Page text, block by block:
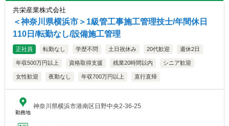
共栄産業株式会社
＜神奈川県横浜市＞1級管工事施工管理技士/年間休日
110日/転勤なし/設備施工管理
正社員 転勤なし 学歴不問 土日祝休み 20代歓迎 週休2日
年収500万円以上 資格取得支援 残業20時間以内 シニア歓迎
女性歓迎 夜勤なし 年収700万円以上 直行直帰
勤務地
神奈川県横浜市港南区日野中央2-36-25